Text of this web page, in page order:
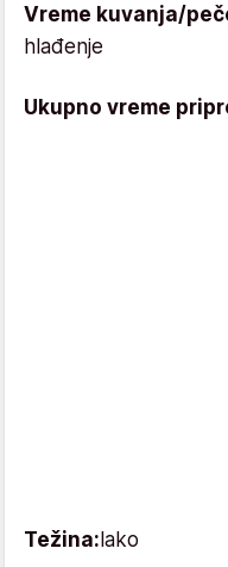
Vreme kuvanja/
hlađenje
Ukupno vreme
Težina:lako